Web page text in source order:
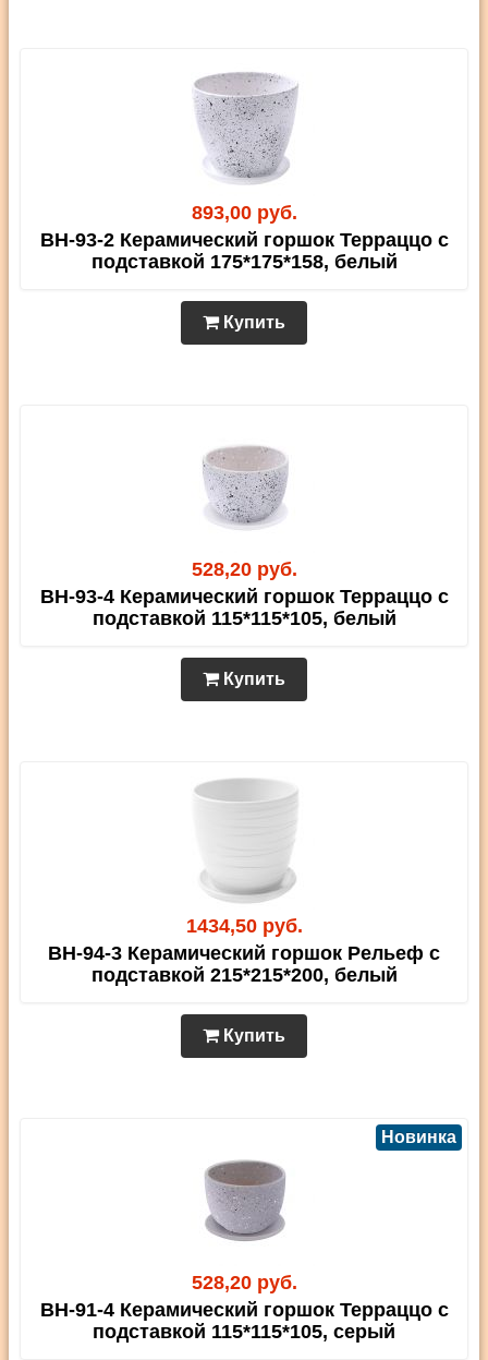
893,00 руб.
BH-93-2 Керамический горшок Терраццо с
подставкой 175*175*158, белый
Купить
528,20 руб.
BH-93-4 Керамический горшок Терраццо с
подставкой 115*115*105, белый
Купить
1434,50 руб.
BH-94-3 Керамический горшок Рельеф с
подставкой 215*215*200, белый
Купить
528,20 руб.
Новинка
BH-91-4 Керамический горшок Терраццо с
подставкой 115*115*105, серый